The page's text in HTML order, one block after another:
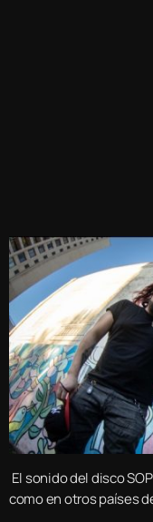
El sonido del disco
como en otros países